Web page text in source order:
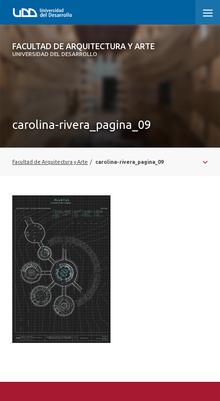
FACULTAD DE ARQUITECTURA Y ARTE
UNIVERSIDAD DEL DESARROLLO
FACULTAD DE ARQUITECTURA Y ARTE
VINCULACIÓN CON EL MEDIO
ALUMNI
PLATAFORMA VUT
carolina-rivera_pagina_09
Facultad de Arquitectura y Arte / carolina-rivera_pagina_09